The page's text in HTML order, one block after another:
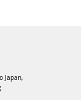
Japan,